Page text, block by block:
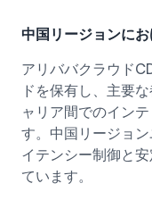
中国リージョンに
アリババクラウド
ドを保有し、主要
ャリア間でのイン
す。中国リージョ
イテンシー制御と
ています。